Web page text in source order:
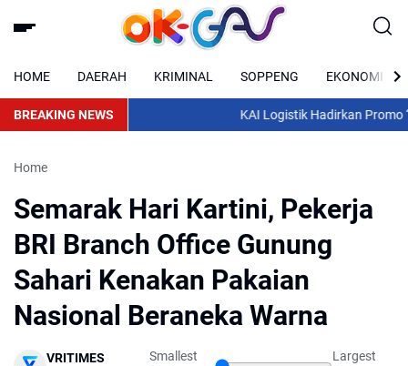
HOME DAERAH KRIMINAL SOPPENG EKONOMI
BREAKING NEWS KAI Logistik Hadirkan Promo
Home
Semarak Hari Kartini, Pekerja
BRI Branch Office Gunung
Sahari Kenakan Pakaian
Nasional Beraneka Warna
VRITIMES
Smallest
Largest